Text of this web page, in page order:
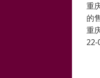
重
的
重
22-